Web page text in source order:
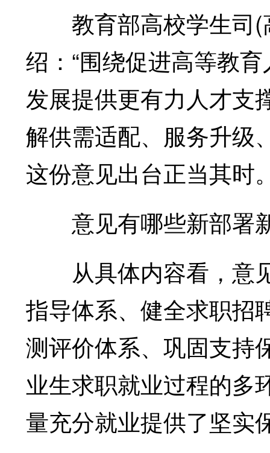
教育部高校学生司(
绍：“围绕促进高等教
发展提供更有力人才支
解供需适配、服务升级
这份意见出台正当其时
意见有哪些新部署
从具体内容看，意
指导体系、健全求职招
测评价体系、巩固支持
业生求职就业过程的多
量充分就业提供了坚实